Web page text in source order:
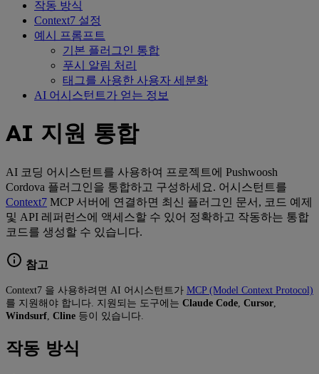
작동 방식
Context7 설정
예시 프롬프트
기본 플러그인 통합
푸시 알림 처리
태그를 사용한 사용자 세분화
AI 어시스턴트가 얻는 정보
AI 지원 통합
AI 코딩 어시스턴트를 사용하여 프로젝트에 Pushwoosh
Cordova 플러그인을 통합하고 구성하세요. 어시스턴트를
Context7 MCP 서버에 연결하면 최신 플러그인 문서, 코드 예제
및 API 레퍼런스에 액세스할 수 있어 정확하고 작동하는 통합
코드를 생성할 수 있습니다.
참고
Context7 을 사용하려면 AI 어시스턴트가 MCP (Model Context Protocol)
를 지원해야 합니다. 지원되는 도구에는 Claude Code Cursor
Windsurf Cline 등이 있습니다.
작동 방식